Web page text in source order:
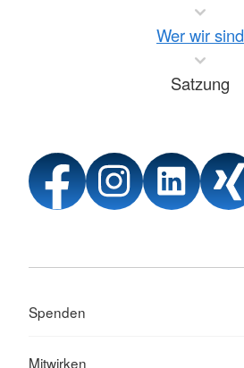
Wer wir sind
Satzung
Spenden
Mitwirken